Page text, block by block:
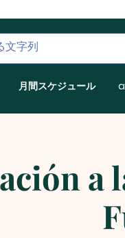
月間スケジュール
a